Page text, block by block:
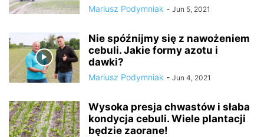
Mariusz Podymniak - Jun 5, 2021
Nie spóźnijmy się z nawożeniem
cebuli. Jakie formy azotu i
dawki?
Mariusz Podymniak - Jun 4, 2021
Wysoka presja chwastów i słaba
kondycja cebuli. Wiele plantacji
będzie zaorane!